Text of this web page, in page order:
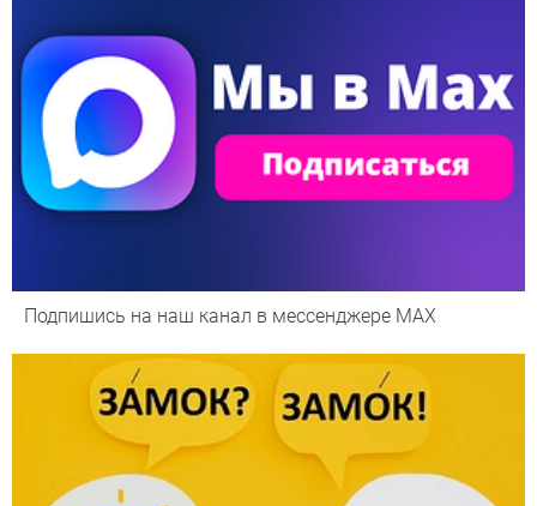
Подпишись на наш канал в мессенджере МАХ